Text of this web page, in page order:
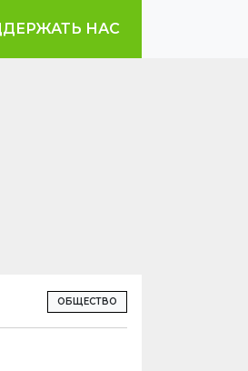
НАС
ОБЩЕСТВО